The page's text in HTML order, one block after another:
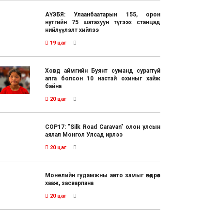
АҮЭБЯ: Улаанбаатарын 155, орон
нутгийн 75 шатахуун түгээх станцад
нийлүүлэлт хийлээ
19 цаг
Ховд аймгийн Буянт суманд сураггүй
алга болсон 10 настай охиныг хайж
байна
20 цаг
COP17: "Silk Road Caravan" олон улсын
аялал Монгол Улсад ирлээ
20 цаг
Монелийн гудамжны авто замыг өнөөдрөөс
хааж, засварлана
20 цаг